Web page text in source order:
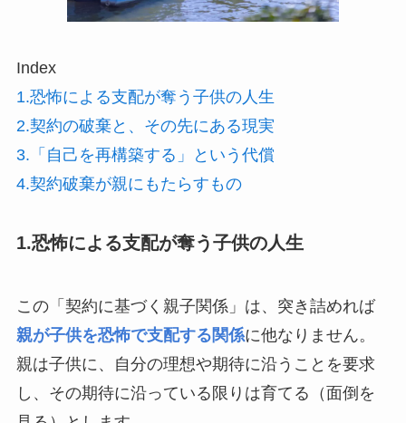
Index
1.恐怖による支配が奪う子供の人生
2.契約の破棄と、その先にある現実
3.「自己を再構築する」という代償
4.契約破棄が親にもたらすもの
1.恐怖による支配が奪う子供の人生
この「契約に基づく親子関係」は、突き詰めれば
親が子供を恐怖で支配する関係に他なりません。
親は子供に、自分の理想や期待に沿うことを要求
し、その期待に沿っている限りは育てる（面倒を